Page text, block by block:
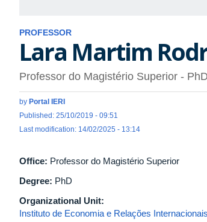
PROFESSOR
Lara Martim
Professor do Magistério Superior - PhD
by Portal IERI
Published: 25/10/2019 - 09:51
Last modification: 14/02/2025 - 13:14
Office: Professor do Magistério Superior
Degree: PhD
Organizational Unit:
Instituto de Economia e Relações Internacionais